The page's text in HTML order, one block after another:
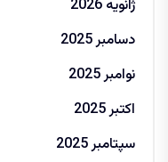
ژانویه 2026
دسامبر 2025
نوامبر 2025
اکتبر 2025
سپتامبر 2025